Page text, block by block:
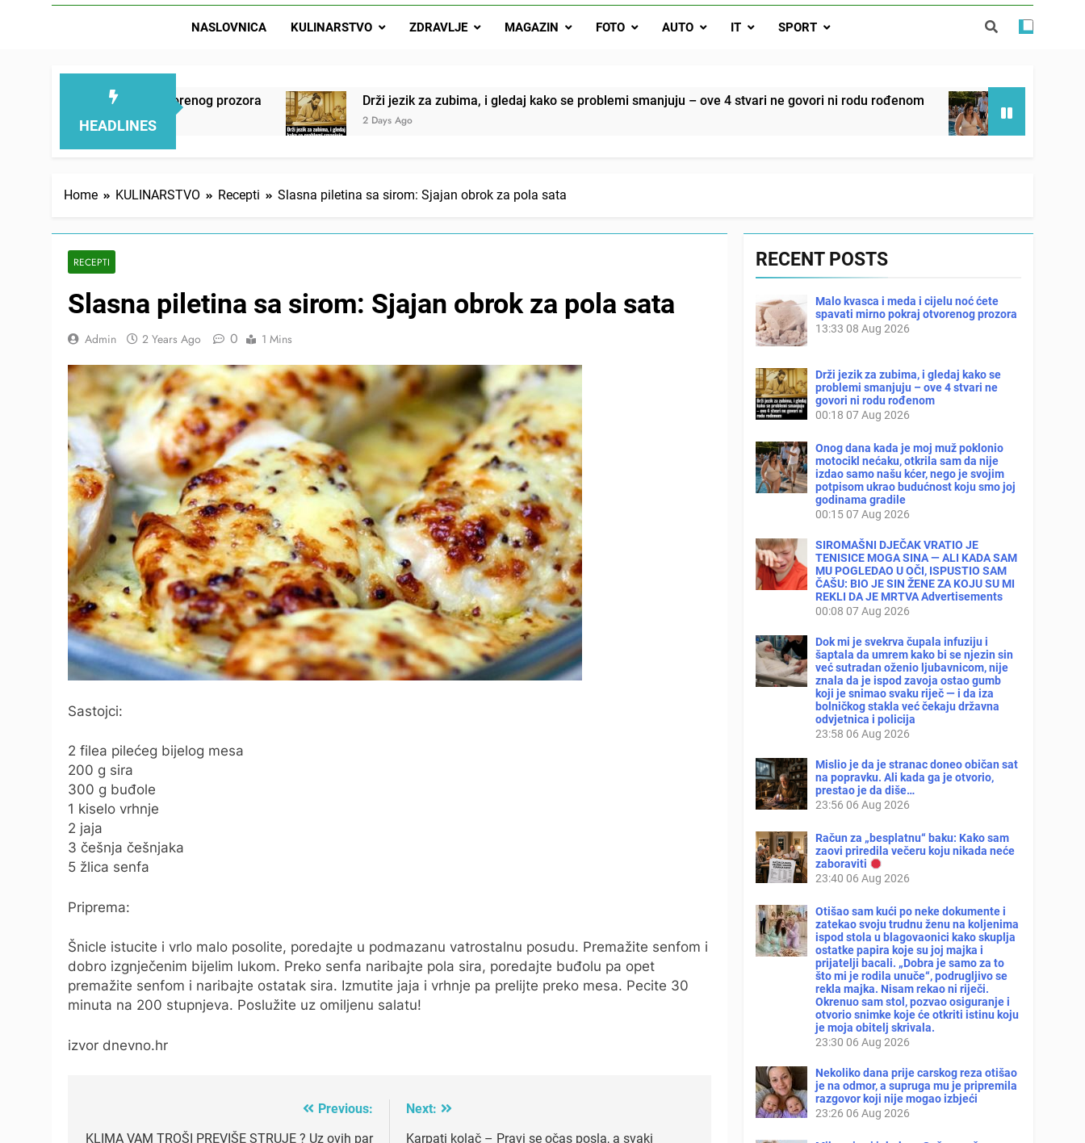
Drži jezik za zubima, i gledaj kako se problemi smanjuju – ove 4 stvari ne govori ni rodu rođenom
SIROMAŠNI DJEČAK VRATIO JE TENISICE MOGA SINA — ALI KADA SAM MU POGLEDAO U OČI, ISPUSTIO
SAM ČAŠU: BIO JE SIN ŽENE ZA KOJU SU MI REKLI DA JE MRTVA Advertisements
NASLOVNICA KULINARSTVO ZDRAVLJE MAGAZIN FOTO AUTO IT SPORT
HEADLINES
pokraj otvorenog prozora Drži jezik za zubima, i gledaj kako se problemi smanjuju – ove 4 stvari ne govori ni rodu rođenom
2 Days Ago
Onog dana kada je moj
2 Days Ago
Home KULINARSTVO Recepti Slasna piletina sa sirom: Sjajan obrok za pola sata
RECEPTI
Slasna piletina sa sirom: Sjajan obrok za pola sata
Admin 2 Years Ago 0 1 Mins
Sastojci:
2 filea pilećeg bijelog mesa
200 g sira
300 g buđole
1 kiselo vrhnje
2 jaja
3 češnja češnjaka
5 žlica senfa
Priprema:
Šnicle istucite i vrlo malo posolite, poredajte u podmazanu vatrostalnu posudu. Premažite senfom i
dobro izgnječenim bijelim lukom. Preko senfa naribajte pola sira, poredajte buđolu pa opet
premažite senfom i naribajte ostatak sira. Izmutite jaja i vrhnje pa prelijte preko mesa. Pecite 30
minuta na 200 stupnjeva. Poslužite uz omiljenu salatu!
izvor dnevno.hr
Previous:
KLIMA VAM TROŠI PREVIŠE STRUJE ? Uz ovih par
Next:
Karpati kolač – Pravi se očas posla, a svaki
RECENT POSTS
Malo kvasca i meda i cijelu noć ćete
spavati mirno pokraj otvorenog prozora
13:33 08 Aug 2026
Drži jezik za zubima, i gledaj kako se
problemi smanjuju – ove 4 stvari ne
govori ni rodu rođenom
00:18 07 Aug 2026
Onog dana kada je moj muž poklonio
motocikl nećaku, otkrila sam da nije
izdao samo našu kćer, nego je svojim
potpisom ukrao budućnost koju smo joj
godinama gradile
00:15 07 Aug 2026
SIROMAŠNI DJEČAK VRATIO JE
TENISICE MOGA SINA — ALI KADA SAM
MU POGLEDAO U OČI, ISPUSTIO SAM
ČAŠU: BIO JE SIN ŽENE ZA KOJU SU MI
REKLI DA JE MRTVA Advertisements
00:08 07 Aug 2026
Dok mi je svekrva čupala infuziju i
šaptala da umrem kako bi se njezin sin
već sutradan oženio ljubavnicom, nije
znala da je ispod zavoja ostao gumb
koji je snimao svaku riječ — i da iza
bolničkog stakla već čekaju državna
odvjetnica i policija
23:58 06 Aug 2026
Mislio je da je stranac doneo običan sat
na popravku. Ali kada ga je otvorio,
prestao je da diše…
23:56 06 Aug 2026
Račun za „besplatnu“ baku: Kako sam
zaovi priredila večeru koju nikada neće
zaboraviti
23:40 06 Aug 2026
Otišao sam kući po neke dokumente i
zatekao svoju trudnu ženu na koljenima
ispod stola u blagovaonici kako skuplja
ostatke papira koje su joj majka i
prijatelji bacali. „Dobra je samo za to
što mi je rodila unuče“, podrugljivo se
rekla majka. Nisam rekao ni riječi.
Okrenuo sam stol, pozvao osiguranje i
otvorio snimke koje će otkriti istinu koju
je moja obitelj skrivala.
23:30 06 Aug 2026
Nekoliko dana prije carskog reza otišao
je na odmor, a supruga mu je pripremila
razgovor koji nije mogao izbjeći
23:26 06 Aug 2026